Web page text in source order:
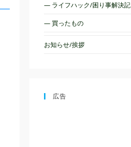
— ライフハック/困り事解決記
— 買ったもの
お知らせ/挨拶
広告